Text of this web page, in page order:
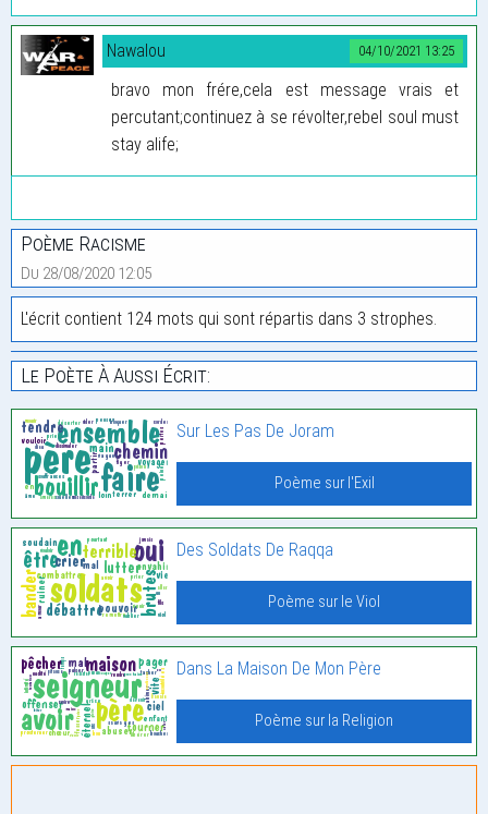
04/10/2021 13:25
Nawalou
bravo mon frére,cela est message vrais et
percutant;continuez à se révolter,rebel soul must
stay alife;
Poème Racisme
Du 28/08/2020 12:05
L'écrit contient 124 mots qui sont répartis dans 3 strophes.
Le Poète À Aussi Écrit:
Sur Les Pas De Joram
Poème sur l'Exil
Des Soldats De Raqqa
Poème sur le Viol
Dans La Maison De Mon Père
Poème sur la Religion